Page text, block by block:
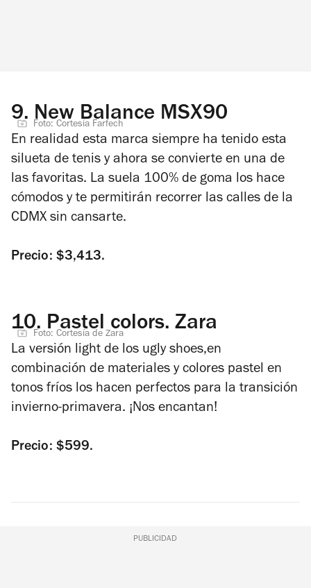
9. New Balance MSX90
Foto: Cortesía Farfech
En realidad esta marca siempre ha tenido esta
silueta de tenis y ahora se convierte en una de
las favoritas. La suela 100% de goma los hace
cómodos y te permitirán recorrer las calles de la
CDMX sin cansarte.
Precio: $3,413.
10.Pastel colors. Zara
Foto: Cortesía de Zara
La versión light de los ugly shoes,en
combinación de materiales y colores pastel en
tonos fríos los hacen perfectos para la transición
invierno-primavera. ¡Nos encantan!
Precio: $599.
PUBLICIDAD